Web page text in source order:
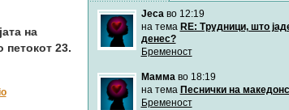
на
23.
Jecaво 12:19
на тема RE: Трудници, што
денес?
Бременост
Маммаво 18:19
на тема Песнички на
Бременост